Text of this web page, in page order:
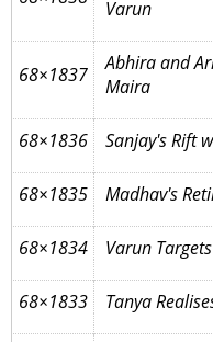
Varun
68×1837
Abhira and
Maira
68×1836 Sanjay's Rift
68×1835 Madhav's
68×1834 Varun
68×1833 Tanya